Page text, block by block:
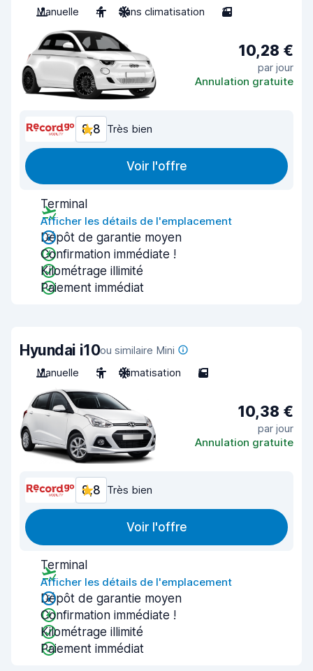
Manuelle 4 Sans climatisation 3
10,28 €
par jour
Annulation gratuite
8,8 Très bien
Voir l'offre
Terminal
Afficher les détails de l'emplacement
Dépôt de garantie moyen
Confirmation immédiate !
Kilométrage illimité
Paiement immédiat
Hyundai i10ou similaire Mini
Manuelle
5 Climatisation 5
10,38 €
par jour
Annulation gratuite
8,8 Très bien
Voir l'offre
Terminal
Afficher les détails de l'emplacement
Dépôt de garantie moyen
Confirmation immédiate !
Kilométrage illimité
Paiement immédiat